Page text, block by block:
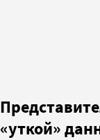
«уткой»